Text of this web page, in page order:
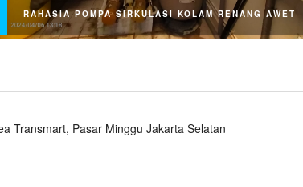
RAHASIA POMPA SIRKULASI KOLAM RENANG AWET
Rahasia Pompa Sirkulasi Kolam Renang Awet: Perawatan
Rutin dan Tepat Pentingnya Pompa Sirkulasi Kolam
Transmart, Pasar Minggu Jakarta Selatan